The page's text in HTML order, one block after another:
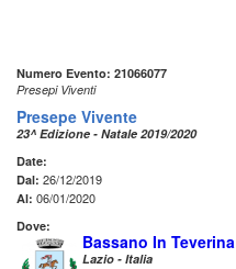
Numero Evento: 21066077
Presepi Viventi
Presepe Vivente
23^ Edizione - Natale 2019/2020
Date:
Dal: 26/12/2019
Al: 06/01/2020
Dove:
Bassano In Teverina
Lazio - Italia